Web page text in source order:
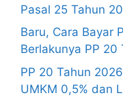
Pasal 25 Tahun
Baru, Cara Bayar
Berlakunya PP 20
PP 20 Tahun
UMKM 0,5% dan